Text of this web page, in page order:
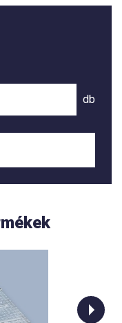
db